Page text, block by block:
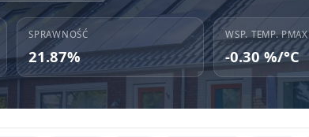
SPRAWNOŚĆ
21.87%
WSP. TEMP. PMAX
-0.30 %/°C